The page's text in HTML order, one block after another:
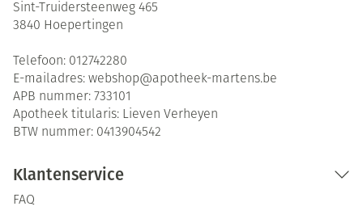
Sint-Truidersteenweg 465
3840 Hoepertingen
Telefoon: 012742280
E-mailadres: webshop@apotheek-martens.be
APB nummer: 733101
Apotheek titularis: Lieven Verheyen
BTW nummer: 0413904542
Klantenservice
FAQ